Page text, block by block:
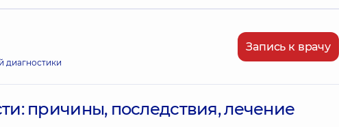
диагностики
Запись к врачу
причины, последствия, лечение